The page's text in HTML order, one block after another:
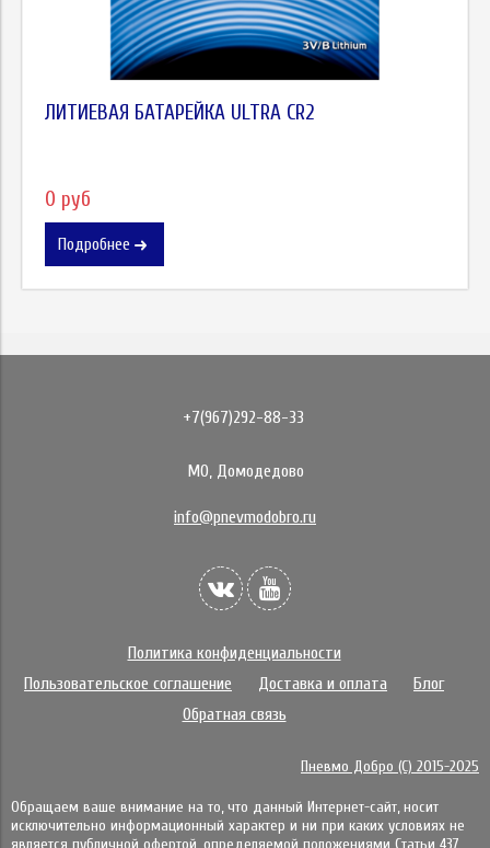
ЛИТИЕВАЯ БАТАРЕЙКА ULTRA CR2
0 руб
Подробнее
+7(967)292-88-33
МО, Домодедово
info@pnevmodobro.ru
Политика конфиденциальности
Пользовательское соглашение
Доставка и оплата
Блог
Обратная связь
Пневмо Добро (С) 2015-2025
Обращаем ваше внимание на то, что данный Интернет-сайт, носит
исключительно информационный характер и ни при каких условиях не
является публичной офертой, определяемой положениями Статьи 437